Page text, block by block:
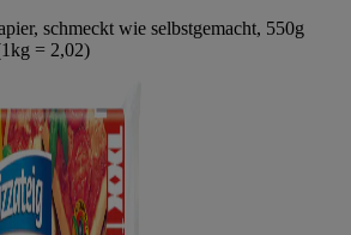
schmeckt wie selbstgemacht, 550g
= 2,02)